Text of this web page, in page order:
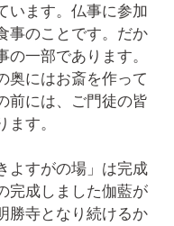
います。仏事に参加
事のことです。だか
一部であります。
奥にはお斎を作って
前には、ご門徒の皆
す。
よすがの場」は完成
完成しました伽藍が
勝寺となり続けるか